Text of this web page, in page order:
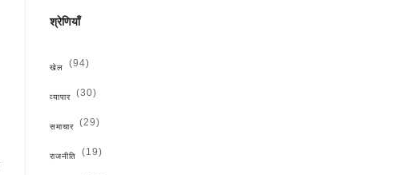
श्रेणियाँ
खेल (94)
व्यापार (30)
समाचार (29)
राजनीति (19)